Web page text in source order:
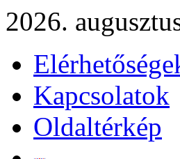
2026.
Kapcsolatok
Oldaltérkép